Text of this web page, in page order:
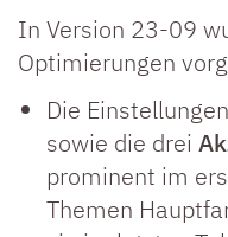
In Version 23-09
Optimierungen
Die
sowie die drei
prominent im
Themen